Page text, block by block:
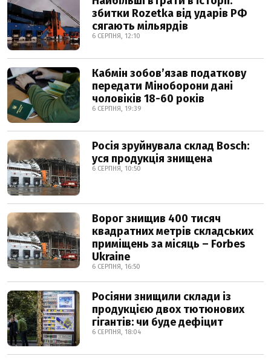
збитки Rozetka від ударів РФ
сягають мільярдів
6 СЕРПНЯ, 12:10
Кабмін зобовʼязав податкову
передати Міноборони дані
чоловіків 18-60 років
6 СЕРПНЯ, 19:39
Росія зруйнувала склад Bosch:
уся продукція знищена
6 СЕРПНЯ, 10:50
Ворог знищив 400 тисяч
квадратних метрів складських
приміщень за місяць – Forbes
Ukraine
6 СЕРПНЯ, 16:50
Росіяни знищили склади із
продукцією двох тютюнових
гігантів: чи буде дефіцит
6 СЕРПНЯ, 18:04